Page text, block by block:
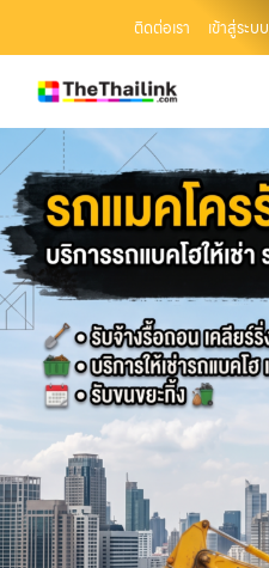
ติดต่อเรา เข้าสู่ระบบ